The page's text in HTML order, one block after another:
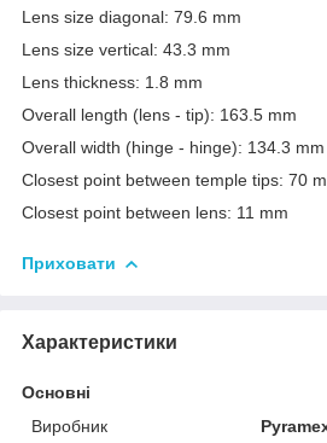
Lens size diagonal: 79.6 mm
Lens size vertical: 43.3 mm
Lens thickness: 1.8 mm
Overall length (lens - tip): 163.5 mm
Overall width (hinge - hinge): 134.3 mm
Closest point between temple tips: 70
Closest point between lens: 11 mm
Приховати
Характеристики
Основні
Виробник